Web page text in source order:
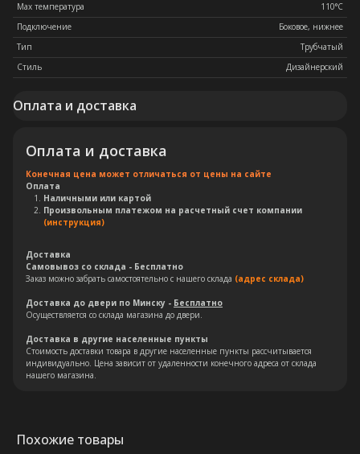
Max температура
110°C
Подключение
Боковое, нижнее
Тип
Трубчатый
Стиль
Дизайнерский
Оплата и доставка
Оплата и доставка
Конечная цена может отличаться от цены на сайте
Оплата
Наличными или картой
Произвольным платежом на расчетный счет компании
(инструкция)
Доставка
Самовывоз со склада - Бесплатно
Заказ можно забрать самостоятельно с нашего склада (адрес склада)
Доставка до двери по Минску - Бесплатно
Осуществляется со склада магазина до двери.
Доставка в другие населенные пункты
Стоимость доставки товара в другие населенные пункты рассчитывается
индивидуально. Цена зависит от удаленности конечного адреса от склада
нашего магазина.
Похожие товары
Остались вопросы?
Оставьте свои контакты. Наш
правильный выбор.